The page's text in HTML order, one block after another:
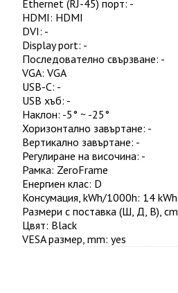
Ethernet (RJ-45) порт: -
HDMI: HDMI
DVI: -
Display port: -
Последователно свързване: -
VGA: VGA
USB-C: -
USB хъб: -
Наклон: -5° ~ -25°
Хоризонтално завъртане: -
Вертикално завъртане: -
Регулиране на височина: -
Рамка: ZeroFrame
Енергиен клас: D
Консумация, kWh/1000h: 14 kWh
Размери с поставка (Ш, Д, В), cm
Цвят: Black
VESA размер, mm: yes